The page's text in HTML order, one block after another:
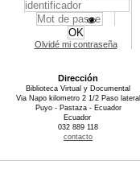
Olvidé mi contraseña
Dirección
Biblioteca Virtual y Documental
Via Napo kilometro 2 1/2 Paso lateral
Puyo - Pastaza - Ecuador
Ecuador
032 889 118
contacto